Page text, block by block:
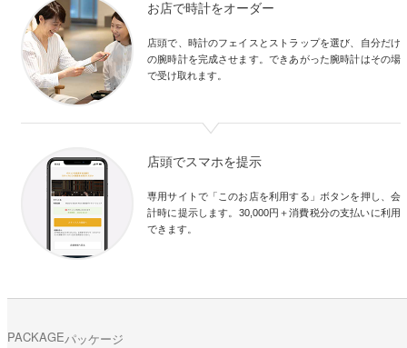
お店で時計をオーダー
店頭で、時計のフェイスとストラップを選び、自分だけ
の腕時計を完成させます。できあがった腕時計はその場
で受け取れます。
店頭でスマホを提示
専用サイトで「このお店を利用する」ボタンを押し、会
計時に提示します。30,000円＋消費税分の支払いに利用
できます。
PACKAGEパッケージ